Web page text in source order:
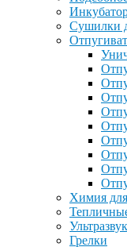
Сушилки
Химия
Грелки